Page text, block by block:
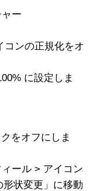
ー
コンの正規化をオ
に設定しま
をオフにしま
ール > アイコン
状変更」に移動